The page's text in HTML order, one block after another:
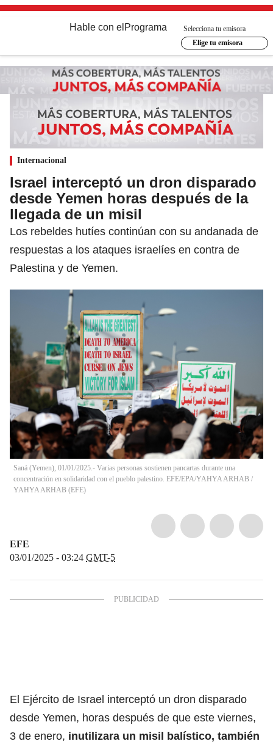
Hable con el Programa
Selecciona tu emisora
Elige tu emisora
Internacional
Israel interceptó un dron disparado
desde Yemen horas después de la
llegada de un misil
Los rebeldes hutíes continúan con su andanada de
respuestas a los ataques israelíes en contra de
Palestina y de Yemen.
Saná (Yemen), 01/01/2025.- Varias personas sostienen pancartas durante una
concentración en solidaridad con el pueblo palestino. EFE/EPA/YAHYA ARHAB /
YAHYA ARHAB (EFE)
EFE
03/01/2025 - 03:24 GMT-5
El Ejército de Israel interceptó un dron disparado
desde Yemen, horas después de que este viernes,
3 de enero, inutilizara un misil balístico, también